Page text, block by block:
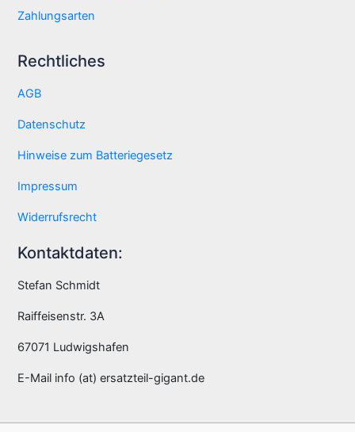
Zahlungsarten
Rechtliches
AGB
Datenschutz
Hinweise zum Batteriegesetz
Impressum
Widerrufsrecht
Kontaktdaten:
Stefan Schmidt
Raiffeisenstr. 3A
67071 Ludwigshafen
E-Mail info (at) ersatzteil-gigant.de